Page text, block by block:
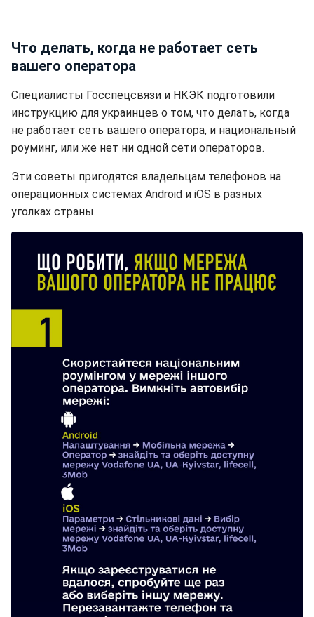
Что делать, когда не работает сеть
вашего оператора
Специалисты Госспецсвязи и НКЭК подготовили
инструкцию для украинцев о том, что делать, когда
не работает сеть вашего оператора, и национальный
роуминг, или же нет ни одной сети операторов.
Эти советы пригодятся владельцам телефонов на
операционных системах Android и iOS в разных
уголках страны.